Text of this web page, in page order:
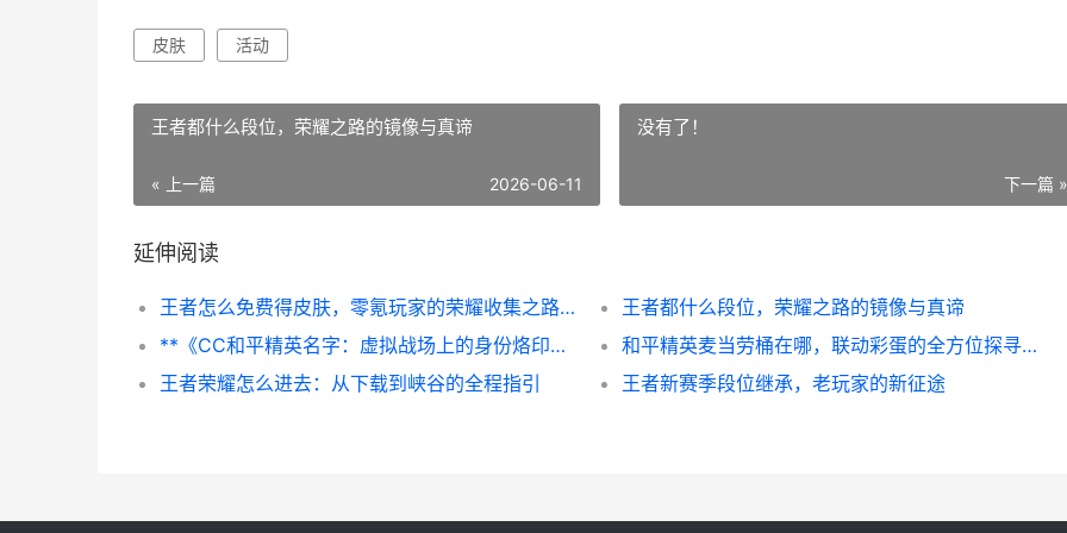
皮肤 活动
王者都什么段位，荣耀之路的镜像与真谛
« 上一篇 2026-06-11
没有了！
下一篇 »
延伸阅读
王者怎么免费得皮肤，零氪玩家的荣耀收集之路副标题，精打细算积攒资源，活动全勤终有所获
王者都什么段位，荣耀之路的镜像与真谛
**《CC和平精英名字：虚拟战场上的身份烙印与竞技哲学》副标题：一个代号背后的游戏人生**
和平精英麦当劳桶在哪，联动彩蛋的全方位探寻攻略
王者荣耀怎么进去：从下载到峡谷的全程指引
王者新赛季段位继承，老玩家的新征途